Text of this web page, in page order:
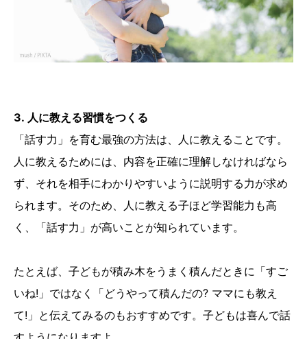
3. 人に教える習慣をつくる
「話す力」を育む最強の方法は、人に教えることです。
人に教えるためには、内容を正確に理解しなければなら
ず、それを相手にわかりやすいように説明する力が求め
られます。そのため、人に教える子ほど学習能力も高
く、「話す力」が高いことが知られています。
たとえば、子どもが積み木をうまく積んだときに「すご
いね!」ではなく「どうやって積んだの? ママにも教え
て!」と伝えてみるのもおすすめです。子どもは喜んで話